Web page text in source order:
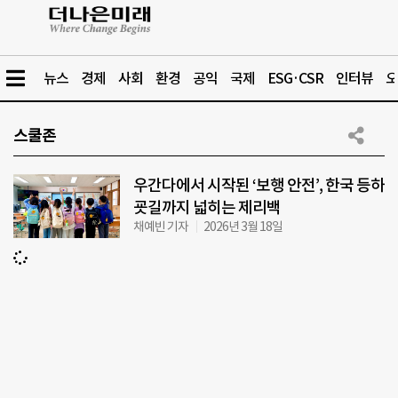
뉴스 경제 사회 환경 공익 국제 ESG·CSR 인터뷰
스쿨존
우간다에서 시작된 ‘보행 안전’, 한국 등하
굣길까지 넓히는 제리백
채예빈 기자 2026년 3월 18일